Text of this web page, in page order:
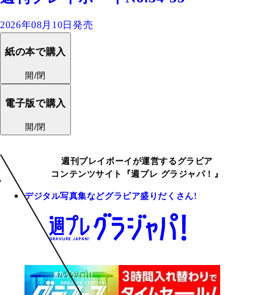
2026年08月10日発売
紙の本で購入
開/閉
電子版で購入
開/閉
週刊プレイボーイが運営するグラビア
コンテンツサイト『週プレ グラジャパ！』
デジタル写真集などグラビア盛りだくさん!